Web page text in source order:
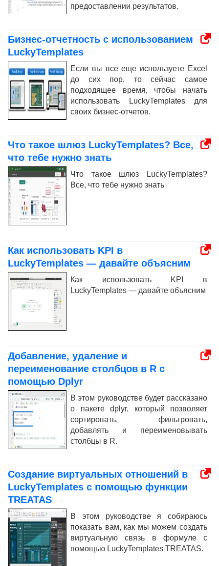
предоставлении результатов.
Бизнес-отчетность с использованием
LuckyTemplates
Если вы все еще используете Excel
до сих пор, то сейчас самое
подходящее время, чтобы начать
использовать LuckyTemplates для
своих бизнес-отчетов.
Что такое шлюз LuckyTemplates? Все,
что тебе нужно знать
Что такое шлюз LuckyTemplates?
Все, что тебе нужно знать
Как использовать KPI в
LuckyTemplates — давайте объясним
Как использовать KPI в
LuckyTemplates — давайте объясним
Добавление, удаление и
переименование столбцов в R с
помощью Dplyr
В этом руководстве будет рассказано
о пакете dplyr, который позволяет
сортировать, фильтровать,
добавлять и переименовывать
столбцы в R.
Создание виртуальных отношений в
LuckyTemplates с помощью функции
TREATAS
В этом руководстве я собираюсь
показать вам, как мы можем создать
виртуальную связь в формуле с
помощью LuckyTemplates TREATAS.